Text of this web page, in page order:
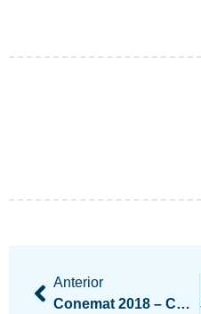
Anterior
Conemat 2018 – Confraternização Dos Espíritas De Mato Grosso